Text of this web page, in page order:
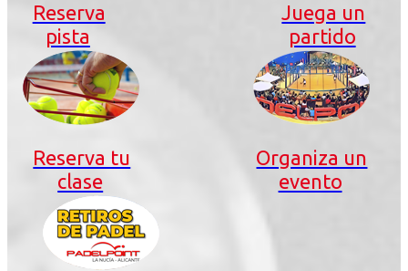
Reserva
pista
Juega un
partido
Reserva tu
clase
Organiza un
evento